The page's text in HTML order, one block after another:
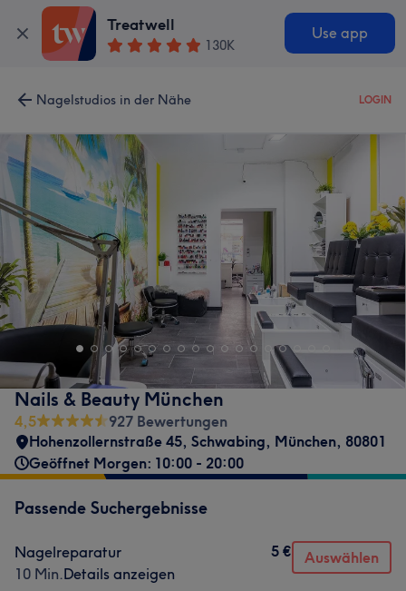
Treatwell
130K
Use app
Nagelstudios in der Nähe LOGIN
Nails & Beauty München
4,5
927 Bewertungen
Hohenzollernstraße 45, Schwabing, München, 80801
Geöffnet Morgen: 10:00 - 20:00
Passende Suchergebnisse
Nagelreparatur
10 Min.Details anzeigen
5 € Auswählen